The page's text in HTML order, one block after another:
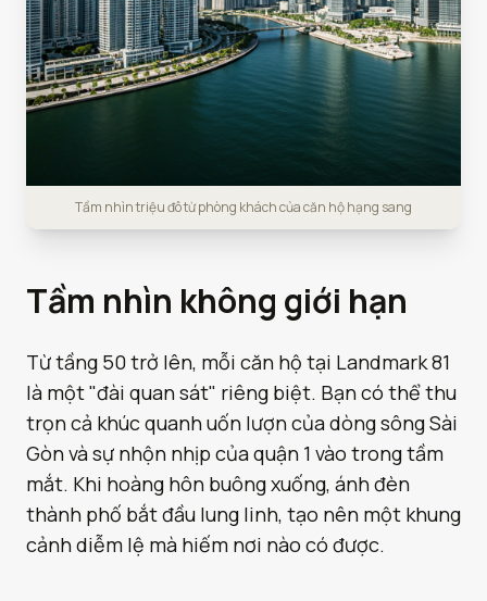
Tầm nhìn triệu đô từ phòng khách của căn hộ hạng sang
Tầm nhìn không giới hạn
Từ tầng 50 trở lên, mỗi căn hộ tại Landmark 81
là một "đài quan sát" riêng biệt. Bạn có thể thu
trọn cả khúc quanh uốn lượn của dòng sông Sài
Gòn và sự nhộn nhịp của quận 1 vào trong tầm
mắt. Khi hoàng hôn buông xuống, ánh đèn
thành phố bắt đầu lung linh, tạo nên một khung
cảnh diễm lệ mà hiếm nơi nào có được.